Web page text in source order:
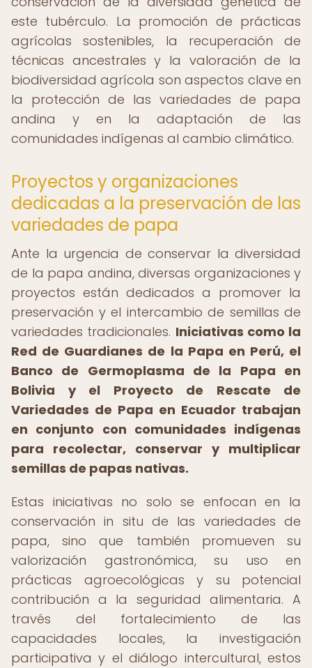
este tubérculo. La promoción de prácticas
agrícolas sostenibles, la recuperación de
técnicas ancestrales y la valoración de la
biodiversidad agrícola son aspectos clave en
la protección de las variedades de papa
andina y en la adaptación de las
comunidades indígenas al cambio climático.
Proyectos y organizaciones
dedicadas a la preservación de las
variedades de papa
Ante la urgencia de conservar la diversidad
de la papa andina, diversas organizaciones y
proyectos están dedicados a promover la
preservación y el intercambio de semillas de
variedades tradicionales. Iniciativas como la
Red de Guardianes de la Papa en Perú, el
Banco de Germoplasma de la Papa en
Bolivia y el Proyecto de Rescate de
Variedades de Papa en Ecuador trabajan
en conjunto con comunidades indígenas
para recolectar, conservar y multiplicar
semillas de papas nativas.
Estas iniciativas no solo se enfocan en la
conservación in situ de las variedades de
papa, sino que también promueven su
valorización gastronómica, su uso en
prácticas agroecológicas y su potencial
contribución a la seguridad alimentaria. A
través del fortalecimiento de las
capacidades locales, la investigación
participativa y el diálogo intercultural, estos